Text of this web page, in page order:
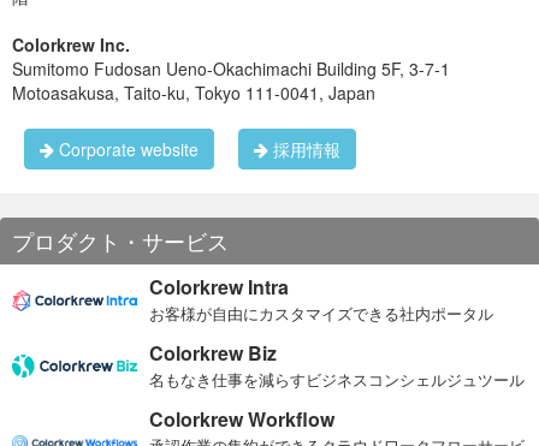
ISAOが提供するデザインスプリントでは、1〜2回事前のヒア
リング・お打ち合わせを経て、タイムスケジュールや内容をア
レンジします。
たようにLayoutGroupをネストさせてデザインすると、描画速
度に悪影響があるとのことです。 知らんかったよ、というか知
っててもそれ以外に手はないんですけれども。
ConstraintLayoutであれば、ほぼそのlayoutのみでデザインで
ス的にもよし？とのこと。 これは使うしかありません。
ただ気になるのは、そのネーミングといい使い勝手といい、こ
まあ、StoryboardはほぼGUI一択でのレイアウトデザインにな
るため、むしろ設定ファイルさわらせろ！ というジレンマがあ
り、あまり好きになれなかったのですが、ある程度のものが
GUIで作れ、さらに生成されたxmlを手で編集できるのであれば
結構いいなーと思いました。
FlexboxLayout
そしてもうひとつがFlexbox-layoutこれも名前まんまな CSSの
FlexboxをAndroidのレイアウトに使えるというシロモノのよう
一昔前のCSSといえばfloatでの段組。そこで地獄を見た身とし
Colorkrew Inc.
Sumitomo Fudosan Ueno-Okachimachi Building 5F, 3-7-1
Motoasakusa, Taito-ku, Tokyo 111-0041, Japan
Corporate website 採用情報
プロダクト・サービス
Colorkrew Intra
お客様が自由にカスタマイズできる社内ポータル
Colorkrew Biz
名もなき仕事を減らすビジネスコンシェルジュツール
Colorkrew Workflow